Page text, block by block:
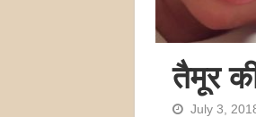
तैमूर
July 3,